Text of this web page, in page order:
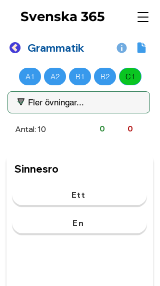
Svenska 365
Grammatik
A1 A2 B1 B2 C1
Antal: 10 0 0
Sinnesro
Ett
En